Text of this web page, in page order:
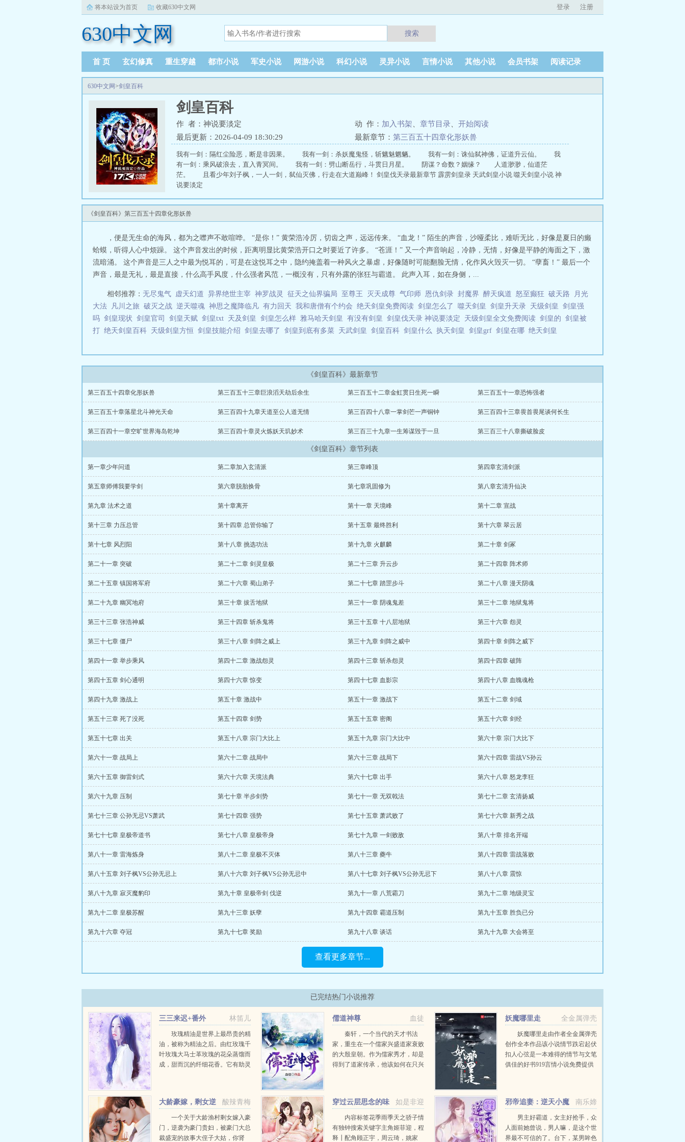
将本站设为首页 收藏630中文网 登录 注册
630中文网 搜索
首 页 玄幻修真 重生穿越 都市小说 军史小说 网游小说 科幻小说 灵异小说 言情小说 其他小说 会员书架 阅读记录
630中文网>剑皇百科
剑皇百科
作 者：神说要淡定 动 作： 加入书架 章节目录
开始阅读
最后更新：2026-04-09 18:30:29
最新章节： 第三百五十四章化形妖兽
我有一剑：隔红尘险恶，断是非因果。 我有一剑：杀妖魔鬼怪，斩魑魅魍魉。 我有一剑：诛仙弑神佛，证道升云仙。 我
有一剑：乘风破浪去，直入青冥间。 我有一剑：劈山断岳行，斗贯日月星。 阴谋？命数？姻缘？ 人道渺渺，仙道茫
茫。 且看少年刘子枫，一人一剑，弑仙灭佛，行走在大道巅峰！ 剑皇伐天录最新章节 霹雳剑皇录 天武剑皇小说 噬天剑皇小说 神
说要淡定
《剑皇百科》第三百五十四章化形妖兽
，便是无生命的海风，都为之噤声不敢喧哗。 “是你！” 黄荣浩冷厉，切齿之声，远远传来。 “血龙！” 陌生的声音，沙哑柔比，难听无比，好像是夏日的癞
蛤蟆，听得人心中烦躁。 这个声音发出的时候，距离明显比黄荣浩开口之时要近了许多。 “苍涯！” 又一个声音响起，冷静，无情，好像是平静的海面之下，激
流暗涌。 这个声音是三人之中最为悦耳的，可是在这悦耳之中，隐约掩盖着一种风火之暴虐，好像随时可能翻脸无情，化作风火毁灭一切。 “孽畜！” 最后一个
声音，最是无礼，最是直接，什么高手风度，什么强者风范，一概没有，只有外露的张狂与霸道。 此声入耳，如在身侧，...
相邻推荐： 无尽鬼气 虚天幻道 异界绝世主宰 神罗战灵 征天之仙界骗局 至尊王 灭天成尊 气印师 恩仇剑录 封魔界 醉天疯道 怒至癫狂 破天路
月光
大法
凡川之旅 破灭之战 逆天噬魂 神思之魔降临凡 有力回天 我和唐僧有个约会 绝天剑皇免费阅读 剑皇怎么了 噬天剑皇 剑皇升天录 天级剑皇 剑皇强
吗 剑皇现状 剑皇官司 剑皇天赋 剑皇txt 天及剑皇 剑皇怎么样 雅马哈天剑皇 有没有剑皇 剑皇伐天录 神说要淡定 天级剑皇全文免费阅读 剑皇的 剑皇被
打 绝天剑皇百科 天级剑皇方恒 剑皇技能介绍 剑皇去哪了 剑皇到底有多菜 天武剑皇 剑皇百科 剑皇什么 执天剑皇 剑皇grf 剑皇在哪 绝天剑皇
《剑皇百科》最新章节
第三百五十四章化形妖兽 第三百五十三章巨浪滔天劫后余生 第三百五十二章金虹贯日生死一瞬 第三百五十一章恐怖强者
第三百五十章落星北斗神光天命 第三百四十九章天道至公人道无情 第三百四十八章一掌剑芒一声铜钟 第三百四十三章畏首畏尾谈何长生
第三百四十一章空旷世界海岛乾坤 第三百四十章灵火炼妖天玑妙术 第三百三十九章一生筹谋毁于一旦 第三百三十八章撕破脸皮
《剑皇百科》章节列表
第一章少年问道 第二章加入玄清派 第三章峰顶 第四章玄清剑派
第五章师傅我要学剑 第六章脱胎换骨 第七章巩固修为 第八章玄清升仙决
第九章 法术之道 第十章离开 第十一章 天境峰 第十二章 宣战
第十三章 力压总管 第十四章 总管你输了 第十五章 最终胜利 第十六章 翠云居
第十七章 风烈阳 第十八章 挑选功法 第十九章 火麒麟 第二十章 剑冢
第二十一章 突破 第二十二章 剑灵皇极 第二十三章 升云步 第二十四章 阵术师
第二十五章 镇国将军府 第二十六章 蜀山弟子 第二十七章 踏罡步斗 第二十八章 漫天阴魂
第二十九章 幽冥地府 第三十章 拔舌地狱 第三十一章 阴魂鬼差 第三十二章 地狱鬼将
第三十三章 张浩神威 第三十四章 斩杀鬼将 第三十五章 十八层地狱 第三十六章 怨灵
第三十七章 僵尸 第三十八章 剑阵之威上 第三十九章 剑阵之威中 第四十章 剑阵之威下
第四十一章 举步乘风 第四十二章 激战怨灵 第四十三章 斩杀怨灵 第四十四章 破阵
第四十五章 剑心通明 第四十六章 惊变 第四十七章 血影宗 第四十八章 血魄魂枪
第四十九章 激战上 第五十章 激战中 第五十一章 激战下 第五十二章 剑域
第五十三章 死了没死 第五十四章 剑势 第五十五章 密阁 第五十六章 剑经
第五十七章 出关 第五十八章 宗门大比上 第五十九章 宗门大比中 第六十章 宗门大比下
第六十一章 战局上 第六十二章 战局中 第六十三章 战局下 第六十四章 雷战VS孙云
第六十五章 御雷剑式 第六十六章 天境法典 第六十七章 出手 第六十八章 怒龙李狂
第六十九章 压制 第七十章 半步剑势 第七十一章 无双戟法 第七十二章 玄清扬威
第七十三章 公孙无忌VS萧武 第七十四章 强势 第七十五章 萧武败了 第七十六章 新秀之战
第七十七章 皇极帝道书 第七十八章 皇极帝身 第七十九章 一剑败敌 第八十章 排名开端
第八十一章 雷海炼身 第八十二章 皇极不灭体 第八十三章 夔牛 第八十四章 雷战落败
第八十五章 刘子枫VS公孙无忌上 第八十六章 刘子枫VS公孙无忌中 第八十七章 刘子枫VS公孙无忌下 第八十八章 震惊
第八十九章 寂灭魔豹印 第九十章 皇极帝剑 伐逆 第九十一章 八荒霸刀 第九十二章 地级灵宝
第九十二章 皇极苏醒 第九十三章 妖孽 第九十四章 霸道压制 第九十五章 胜负已分
第九十六章 夺冠 第九十七章 奖励 第九十八章 谈话 第九十九章 大会将至
查看更多章节...
已完结热门小说推荐
林笛儿
三三来迟+番外
玫瑰精油是世界上最昂贵的精
油，被称为精油之后。由红玫瑰千
叶玫瑰大马士革玫瑰的花朵蒸馏而
成，甜而沉的纤细花香。它有助灵
喜。...
血徒
儒道神尊
秦轩，一个当代的天才书法
家，重生在一个儒家兴盛道家衰败
的大殷皇朝。作为儒家秀才，却是
得到了道家传承，他该如何在只兴
全金属弹壳
妖魔哪里走
妖魔哪里走由作者全金属弹壳
创作全本作品该小说情节跌宕起伏
扣人心弦是一本难得的情节与文笔
俱佳的好书919言情小说免费提供
酸辣青梅
大龄豪嫁，剩女逆
袭豪门嫡长媳
一个关于大龄渔村剩女嫁入豪
门，逆袭为豪门贵妇，被豪门大总
裁盛宠的故事大侄子大姑，你肾
如是非迎
穿过云层思念的味
道+番外
内容标签花季雨季天之骄子情
有独钟搜索关键字主角姬菲迎，程
释┃配角顾正宇，周云琦，姚家
南乐媂
邪帝追妻：逆天小魔
男主好霸道，女主好抢手，众
人面前她曾说，男人嘛，是这个世
界最不可信的了。台下，某男眸色